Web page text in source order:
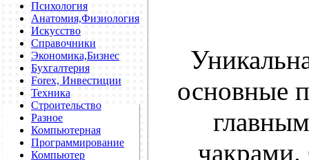
Психология
Анатомия,Физиология
Искусство
Справочники
Экономика,Бизнес
Бухгалтерия
Forex, Инвестиции
Техника
Строительство
Разное
Компьютерная
Программирование
Компьютер
основные